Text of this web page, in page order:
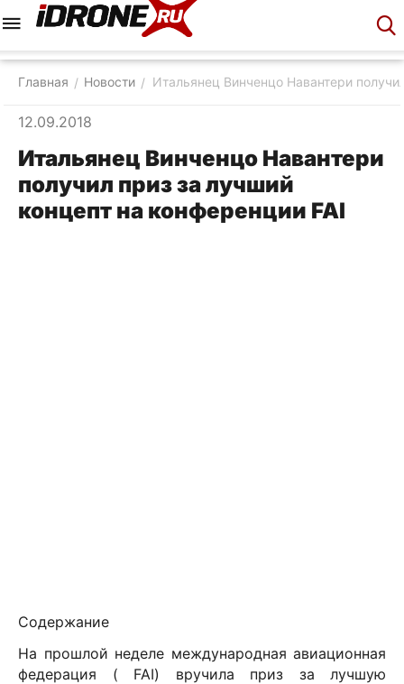
Главная / Новости / Итальянец Винченцо Навантери
12.09.2018
Итальянец Винченцо Навантери
получил приз за лучший
концепт на конференции FAI
Содержание
На прошлой неделе международная авиационная
федерация ( FAI) вручила приз за лучшую
Корзина